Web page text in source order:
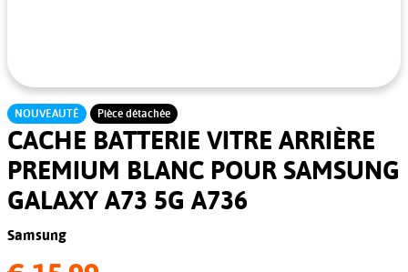
NOUVEAUTÉ Pièce détachée
CACHE BATTERIE VITRE ARRIÈRE
PREMIUM BLANC POUR SAMSUNG
GALAXY A73 5G A736
Samsung